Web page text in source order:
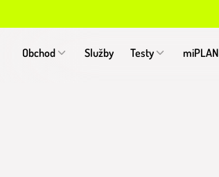
Obchod Služby Testy miPLAN